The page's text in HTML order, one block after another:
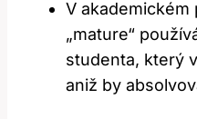
V
„mature“
studenta, který
aniž by